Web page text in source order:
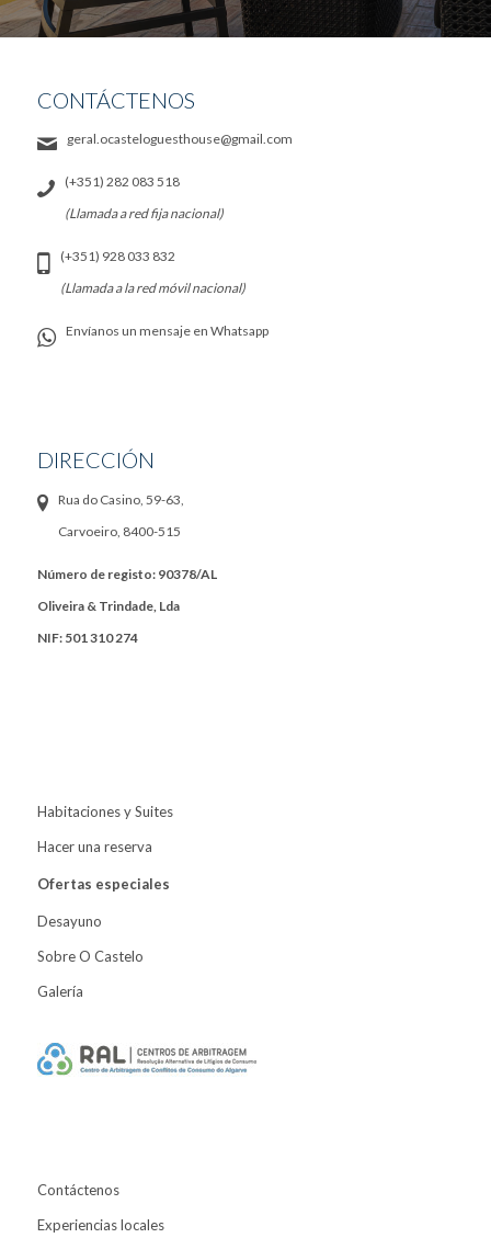
CONTÁCTENOS
geral.ocasteloguesthouse@gmail.com
(+351) 282 083 518
(Llamada a red fija nacional)
(+351) 928 033 832
(Llamada a la red móvil nacional)
Envíanos un mensaje en Whatsapp
DIRECCIÓN
Rua do Casino, 59-63,
Carvoeiro, 8400-515
Número de registo: 90378/AL
Oliveira & Trindade, Lda
NIF: 501 310 274
Habitaciones y Suites
Hacer una reserva
Ofertas especiales
Desayuno
Sobre O Castelo
Galería
Contáctenos
Experiencias locales